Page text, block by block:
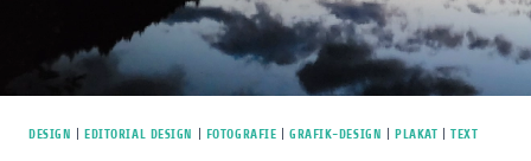
DESIGN |EDITORIAL DESIGN FOTOGRAFIE |GRAFIK-DESIGN PLAKAT |TEXT